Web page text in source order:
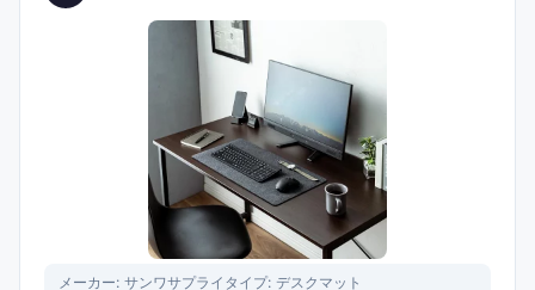
メーカー: サンワサプライ タイプ: デスクマット